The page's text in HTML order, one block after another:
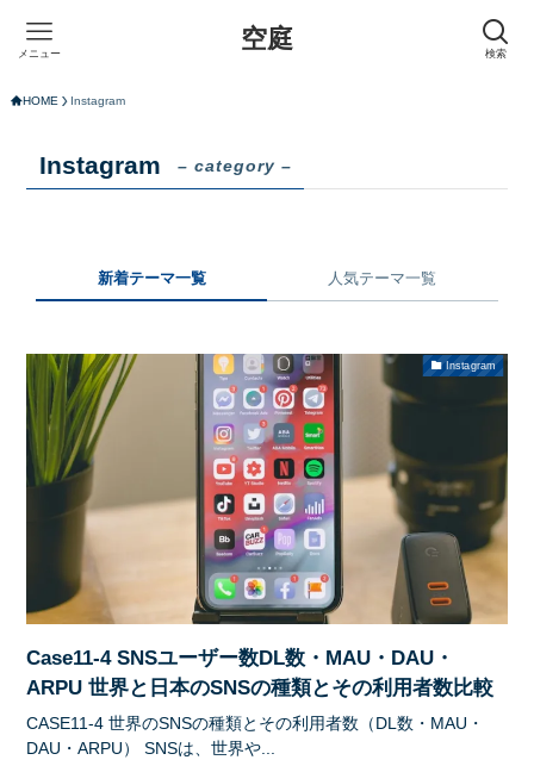
空庭 検索
メニュー
HOME Instagram
Instagram – category –
新着テーマ一覧 人気テーマ一覧
Instagram
Case11-4 SNSユーザー数DL数・MAU・DAU・
ARPU 世界と日本のSNSの種類とその利用者数比較
CASE11-4 世界のSNSの種類とその利用者数（DL数・MAU・
DAU・ARPU） SNSは、世界や...